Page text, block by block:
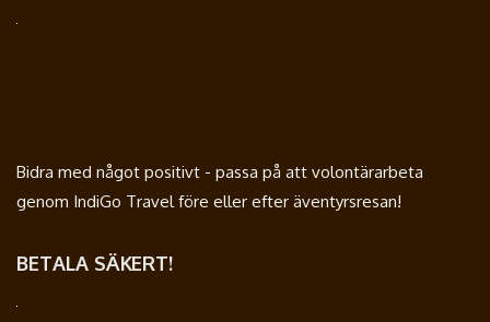
Bidra med något positivt - passa på att volontärarbeta
genom IndiGo Travel före eller efter äventyrsresan!
BETALA SÄKERT!